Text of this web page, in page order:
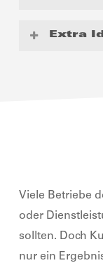
Extra
Viele Betriebe
oder
sollten. Doch
nur ein